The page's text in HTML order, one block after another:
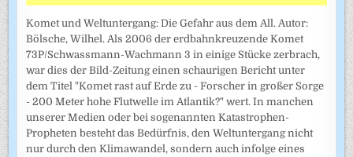
Komet und Weltuntergang: Die Gefahr aus dem All. Autor:
Bölsche, Wilhel. Als 2006 der erdbahnkreuzende Komet
73P/Schwassmann-Wachmann 3 in einige Stücke zerbrach,
war dies der Bild-Zeitung einen schaurigen Bericht unter
dem Titel "Komet rast auf Erde zu - Forscher in großer Sorge
- 200 Meter hohe Flutwelle im Atlantik?" wert. In manchen
unserer Medien oder bei sogenannten Katastrophen-
Propheten besteht das Bedürfnis, den Weltuntergang nicht
nur durch den Klimawandel, sondern auch infolge eines